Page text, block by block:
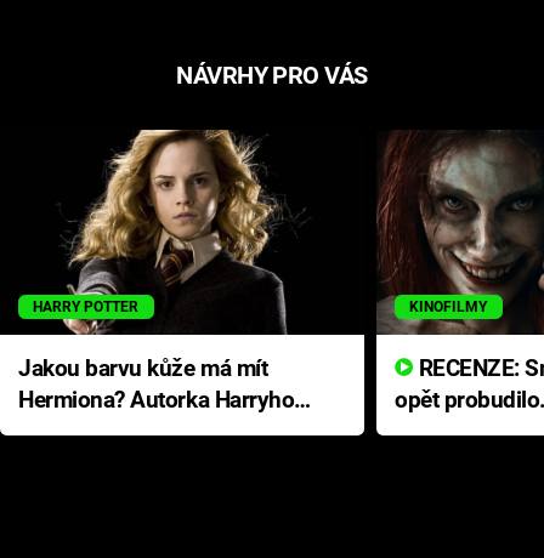
NÁVRHY PRO VÁS
HARRY POTTER
Jakou barvu kůže má mít
Hermiona? Autorka Harryho
Pottera přišla s ráznou
KINOFILMY
opět
přichází s